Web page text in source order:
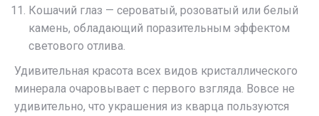
Кошачий глаз — сероватый, розоватый или белый
камень, обладающий поразительным эффектом
светового отлива.
Удивительная красота всех видов кристаллического
минерала очаровывает с первого взгляда. Вовсе не
удивительно, что украшения из кварца пользуются